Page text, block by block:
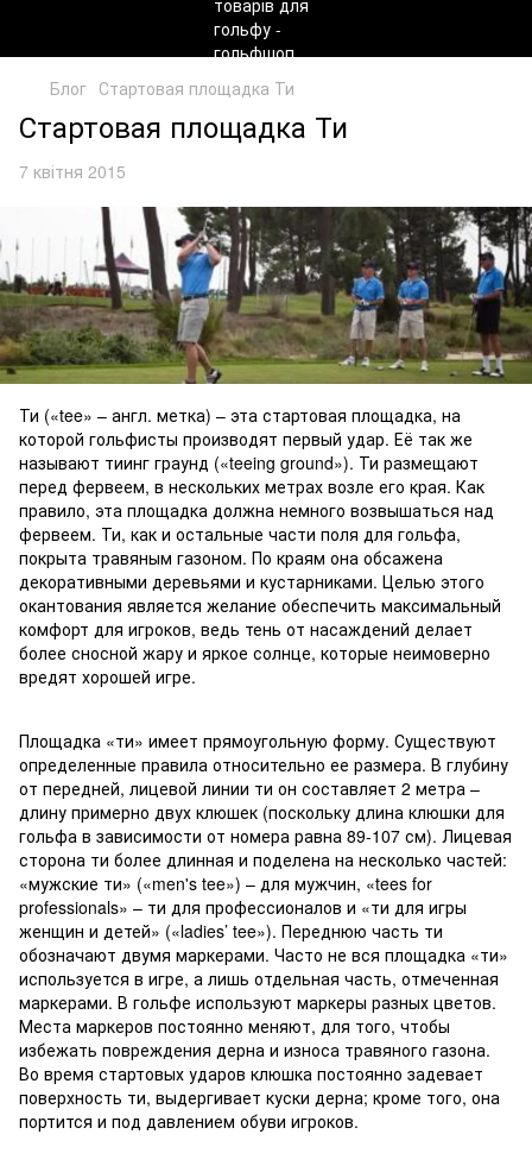
Блог Стартовая площадка Ти
Стартовая площадка Ти
7 квітня 2015
Ти («tee» – англ. метка) – эта стартовая площадка, на
которой гольфисты производят первый удар. Её так же
называют тиинг граунд («teeing ground»). Ти размещают
перед фервеем, в нескольких метрах возле его края. Как
правило, эта площадка должна немного возвышаться над
фервеем. Ти, как и остальные части поля для гольфа,
покрыта травяным газоном. По краям она обсажена
декоративными деревьями и кустарниками. Целью этого
окантования является желание обеспечить максимальный
комфорт для игроков, ведь тень от насаждений делает
более сносной жару и яркое солнце, которые неимоверно
вредят хорошей игре.
Площадка «ти» имеет прямоугольную форму. Существуют
определенные правила относительно ее размера. В глубину
от передней, лицевой линии ти он составляет 2 метра –
длину примерно двух клюшек (поскольку длина клюшки для
гольфа в зависимости от номера равна 89-107 см). Лицевая
сторона ти более длинная и поделена на несколько частей:
«мужские ти» («men's tee») – для мужчин, «tees for
professionals» – ти для профессионалов и «ти для игры
женщин и детей» («ladies’ tee»). Переднюю часть ти
обозначают двумя маркерами. Часто не вся площадка «ти»
используется в игре, а лишь отдельная часть, отмеченная
маркерами. В гольфе используют маркеры разных цветов.
Места маркеров постоянно меняют, для того, чтобы
избежать повреждения дерна и износа травяного газона.
Во время стартовых ударов клюшка постоянно задевает
поверхность ти, выдергивает куски дерна; кроме того, она
портится и под давлением обуви игроков.